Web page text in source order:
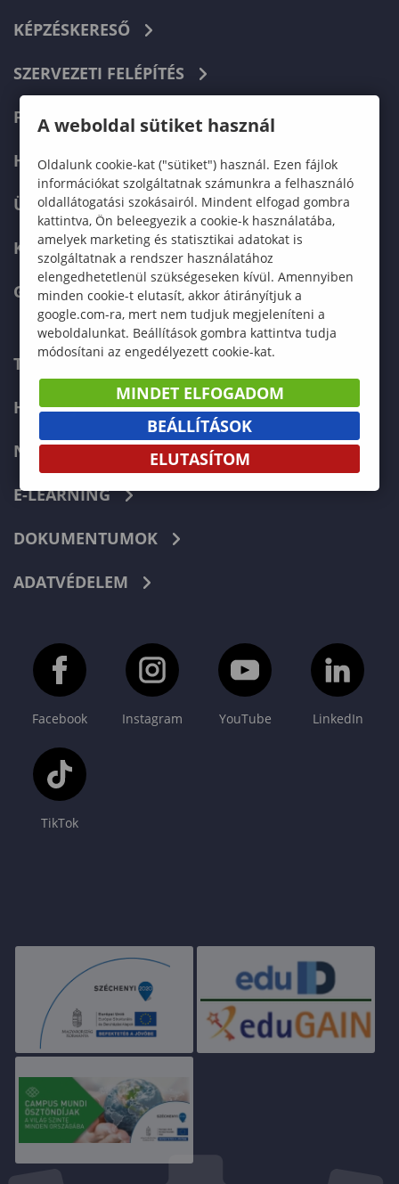
KÉPZÉSKERESŐ
SZERVEZETI FELÉPÍTÉS
FELVÉTELIZŐKNEK
HALLGATÓKNAK
ÜZLETI PARTNEREKNEK
KARRIER
GREEN UNIVERSITY
TELEFONKÖNYV
HIBABEJELENTÉS
NEPTUN
E-LEARNING
DOKUMENTUMOK
ADATVÉDELEM
Facebook Instagram YouTube LinkedIn
TikTok
A weboldal sütiket használ
Oldalunk cookie-kat ("sütiket") használ. Ezen fájlok
információkat szolgáltatnak számunkra a felhasználó
oldallátogatási szokásairól. Mindent elfogad gombra
kattintva, Ön beleegyezik a cookie-k használatába,
amelyek marketing és statisztikai adatokat is
szolgáltatnak a rendszer használatához
elengedhetetlenül szükségeseken kívül. Amennyiben
minden cookie-t elutasít, akkor átirányítjuk a
google.com-ra, mert nem tudjuk megjeleníteni a
weboldalunkat. Beállítások gombra kattintva tudja
módosítani az engedélyezett cookie-kat.
MINDET ELFOGADOM
BEÁLLÍTÁSOK
ELUTASÍTOM